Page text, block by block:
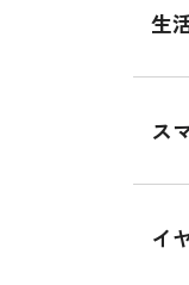
生
ス
イ